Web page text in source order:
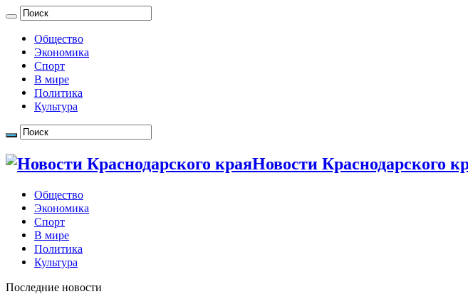
Общество
Экономика
Спорт
В мире
Политика
Культура
Новости Краснодарского
Общество
Экономика
Спорт
В мире
Политика
Культура
Последние новости